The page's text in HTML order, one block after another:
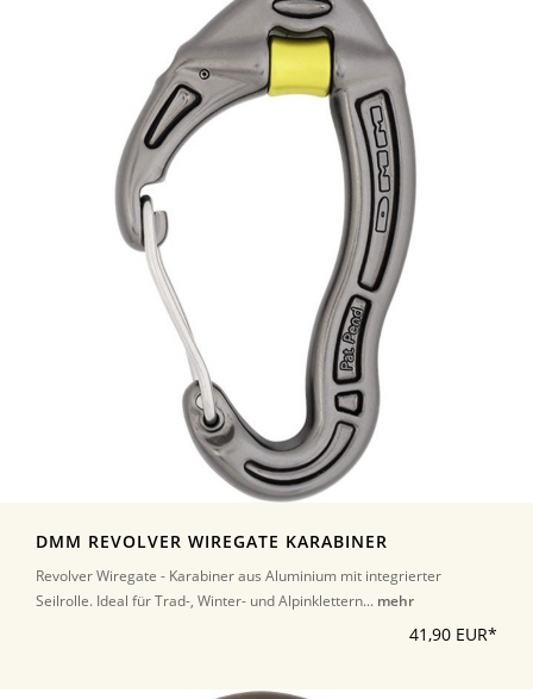
DMM REVOLVER WIREGATE KARABINER
Revolver Wiregate - Karabiner aus Aluminium mit integrierter
Seilrolle. Ideal für Trad-, Winter- und Alpinklettern... mehr
41,90 EUR*